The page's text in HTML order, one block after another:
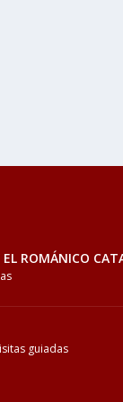
EL ROMÁNICO
guiadas